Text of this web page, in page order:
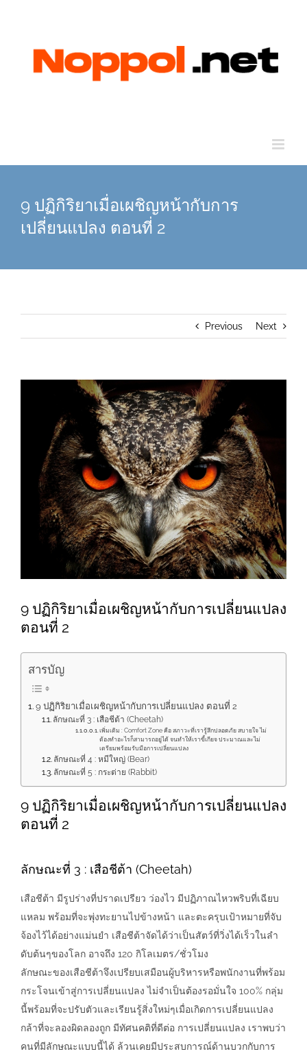
9 ปฏิกิริยาเมื่อเผชิญหน้ากับการ
เปลี่ยนแปลง ตอนที่ 2
Previous Next
9 ปฏิกิริยาเมื่อเผชิญหน้ากับการเปลี่ยนแปลง
ตอนที่ 2
สารบัญ
9 ปฏิกิริยาเมื่อเผชิญหน้ากับการเปลี่ยนแปลง ตอนที่ 2
ลักษณะที่ 3 : เสือชีต้า (Cheetah)
เพิ่มเติม : Comfort Zone คือ สภาวะที่เรารู้สึกปลอดภัย สบายใจ ไม่
ต้องทำอะไรก็สามารถอยู่ได้ จนทำให้เราขี้เกียจ ประมาณและไม่
เตรียมพร้อมรับมือการเปลี่ยนแปลง
ลักษณะที่ 4 : หมีใหญ่ (Bear)
ลักษณะที่ 5 : กระต่าย (Rabbit)
9 ปฏิกิริยาเมื่อเผชิญหน้ากับการเปลี่ยนแปลง
ตอนที่ 2
ลักษณะที่ 3 : เสือชีต้า (Cheetah)
เสือชีต้า มีรูปร่างที่ปราดเปรียว ว่องไว มีปฏิภาณไหวพริบที่เฉียบ
แหลม พร้อมที่จะพุ่งทะยานไปข้างหน้า และตะครุบเป้าหมายที่จับ
จ้องไว้ได้อย่างแม่นยำ เสือชีต้าจัดได้ว่าเป็นสัตว์ที่วิ่งได้เร็วในลำ
ดับต้นๆของโลก อาจถึง 120 กิโลเมตร/ชั่วโมง
ลักษณะของเสือชีต้าจึงเปรียบเสมือนผู้บริหารหรือพนักงานที่พร้อม
กระโจนเข้าสู่การเปลี่ยนแปลง ไม่จำเป็นต้องรอมั่นใจ 100% กลุ่ม
นี้พร้อมที่จะปรับตัวและเรียนรู้สิ่งใหม่ๆเมื่อเกิดการเปลี่ยนแปลง
กล้าที่จะลองผิดลองถูก มีทัศนคติที่ดีต่อ การเปลี่ยนแปลง เราพบว่า
คนที่มีลักษณะแบบนี้ได้ ล้วนเคยมีประสบการณ์ด้านบวกกับการ